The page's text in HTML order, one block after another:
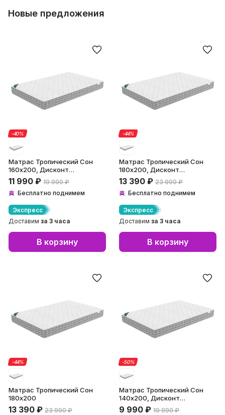
Новые предложения
-40%
-40%
Матрас Тропический Сон
160х200, Дисконт
(Невозвратный товар!)
11 990 ₽ 19 990₽
Бесплатно поднимем
Экспресс
Доставим за 3 часа
В корзину
-44%
-44%
Матрас Тропический Сон
180х200, Дисконт
(Невозвратный товар!)
13 390 ₽ 23 990₽
Бесплатно поднимем
Экспресс
Доставим за 3 часа
В корзину
-44%
-44%
Матрас Тропический Сон
180х200
13 390 ₽ 23 990₽
-50%
-50%
Матрас Тропический Сон
140х200, Дисконт
(Невозвратный товар!)
9 990 ₽ 19 990₽